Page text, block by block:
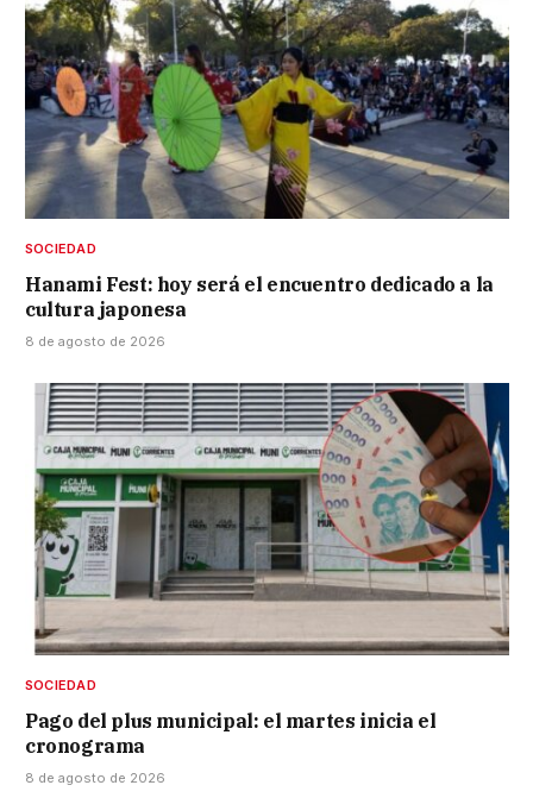
SOCIEDAD
Hanami Fest: hoy será el encuentro dedicado a la
cultura japonesa
8 de agosto de 2026
SOCIEDAD
Pago del plus municipal: el martes inicia el
cronograma
8 de agosto de 2026